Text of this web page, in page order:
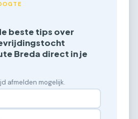
beste tips over
Breda direct in je
afmelden mogelijk.